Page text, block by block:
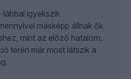
igyekszik
másképp állnak ők
mint az előző hatalom.
terén már most látszik a